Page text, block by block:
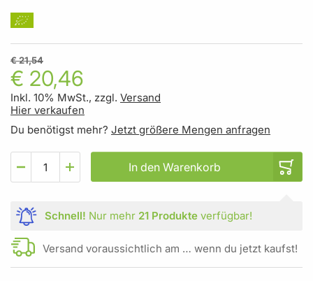
€ 20,46
€ 21,54
Inkl. 10% MwSt., zzgl. Versand
Hier verkaufen
Du benötigst mehr? Jetzt größere Mengen anfragen
In den Warenkorb
Schnell! Nur mehr 21 Produkteverfügbar!
Versand voraussichtlich am … wenn du jetzt kaufst!